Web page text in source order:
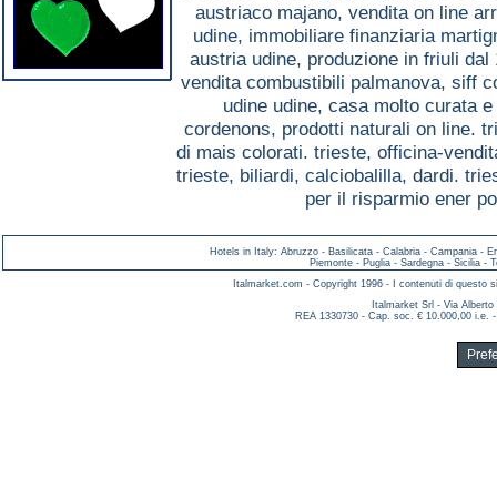
austriaco majano, vendita on line
udine, immobiliare finanziaria
austria udine, produzione in friuli
vendita combustibili palmanova, siff
udine udine, casa molto curata
cordenons, prodotti naturali on line.
di mais colorati. trieste, officina-
trieste, biliardi, calciobalilla, dardi.
per il risparmio ener
Hotels in Italy: Abruzzo - Basilicata - Calabria - Campania -
Piemonte- Puglia- Sardegna- Sicilia-
Italmarket.com - Copyright 1996 - I contenuti di questo
Italmarket Srl - Via
REA 1330730 - Cap. soc. € 10.000,00 i.e.